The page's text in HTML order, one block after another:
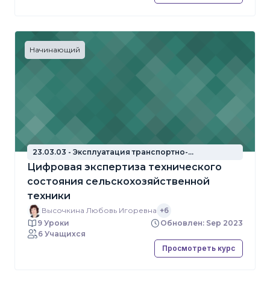
Начинающий
23.03.03 - Эксплуатация транспортно-
технологических машин и комплексов
Цифровая экспертиза технического
состояния сельскохозяйственной
техники
Высочкина Любовь Игоревна +6
9 Уроки
Обновлен: Sep 2023
6 Учащихся
Просмотреть курс